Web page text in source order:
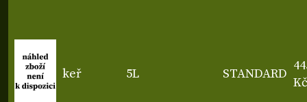
keř 5L STANDARD
Kč